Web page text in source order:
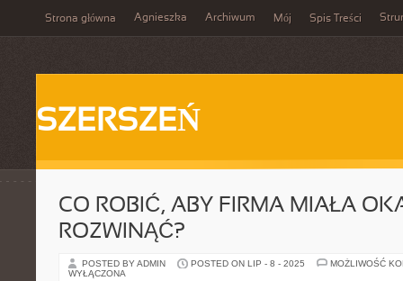
Strona główna Agnieszka Archiwum Mój Spis Treści
SZERSZEŃ
CO ROBIĆ, ABY FIRMA MIAŁA
ROZWINĄĆ?
POSTED BY ADMIN POSTED ON LIP - 8 - 2025
MOŻLIWOŚĆ
WYŁĄCZONA